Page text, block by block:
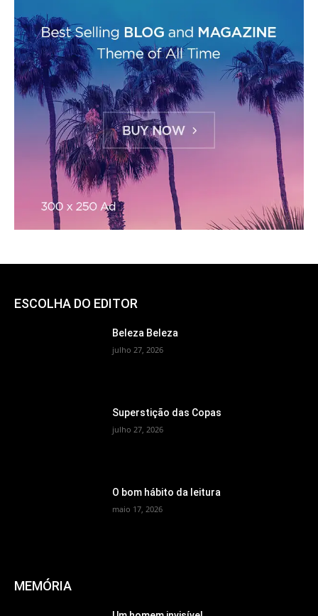
ESCOLHA DO EDITOR
Beleza Beleza
julho 27, 2026
Superstição das Copas
julho 27, 2026
O bom hábito da leitura
maio 17, 2026
MEMÓRIA